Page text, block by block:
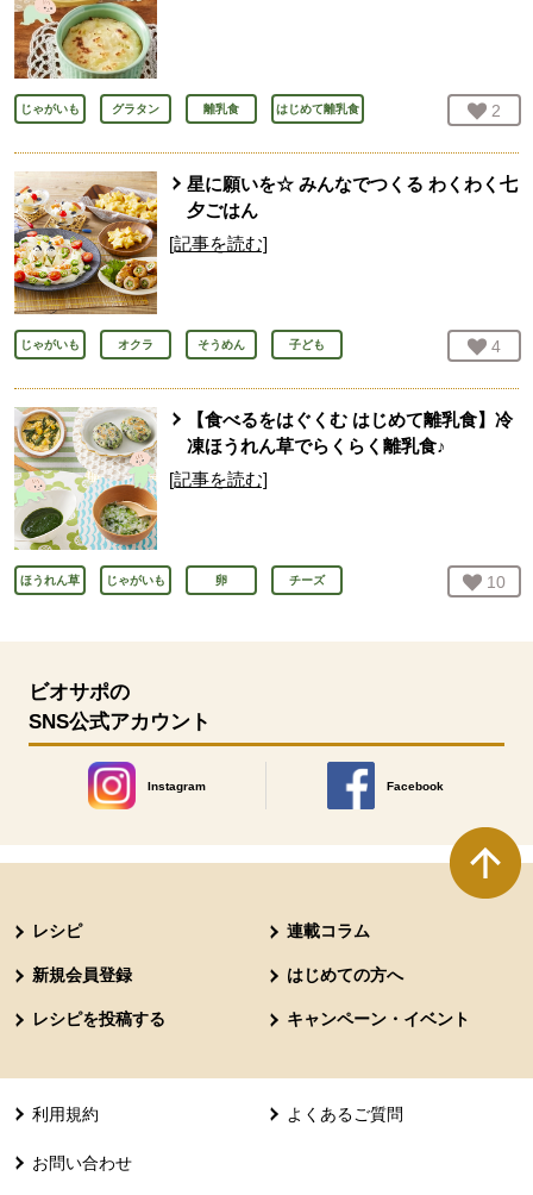
じゃがいも グラタン 離乳食 はじめて離乳食 お気
2
星に願いを☆ みんなでつくる わくわく七
夕ごはん
[記事を読む]
じゃがいも オクラ そうめん 子ども お気
4
【食べるをはぐくむ はじめて離乳食】冷
凍ほうれん草でらくらく離乳食♪
[記事を読む]
ほうれん草 じゃがいも 卵 チーズ お気
10
ビオサポの
SNS公式アカウント
Instagram
別のウィンドウで開きます。
Facebook
別のウィンドウで開きます
レシピ 連載コラム
新規会員登録 はじめての方へ
レシピを投稿する キャンペーン・イベント
利用規約 よくあるご質問
お問い合わせ